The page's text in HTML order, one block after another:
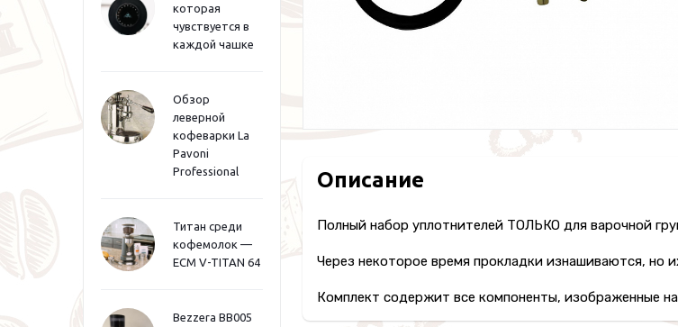
которая
чувствуется в
каждой чашке
Обзор
леверной
кофеварки La
Pavoni
Professional
Титан среди
кофемолок —
ECM V-TITAN 64
Bezzera BB005
Описание
Полный набор уплотнителей ТОЛЬКО для варочной
Через некоторое время прокладки изнашиваются, но
Комплект содержит все компоненты, изображенные